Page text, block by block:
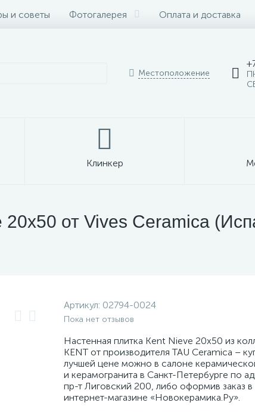
и советы Фотогалерея Оплата и доставка
Местоположение
Клинкер
от Vives Ceramica
Артикул: 02794-0024
Пока нет отзывов
Настенная плитка Kent Nieve 20x50 из
KENT от производителя TAU Ceramica –
лучшей цене можно в салоне
и керамогранита в Санкт-Петербурге по
пр-т Лиговский 200, либо оформив заказ
интернет-магазине «Новокерамика.Ру».